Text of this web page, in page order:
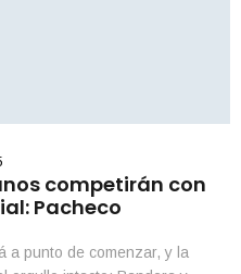
competirán con
Pacheco
a punto de comenzar, y la